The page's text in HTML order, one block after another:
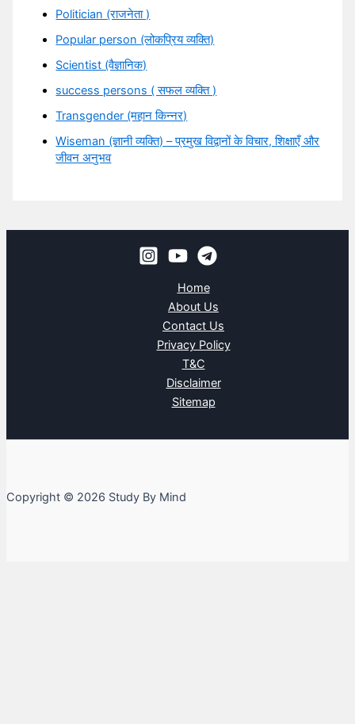
Politician (राजनेता )
Popular person (लोकप्रिय व्यक्ति)
Scientist (वैज्ञानिक)
success persons ( सफल व्यक्ति )
Transgender (महान किन्नर)
Wiseman (ज्ञानी व्यक्ति) – प्रमुख विद्वानों के विचार, शिक्षाएँ और
जीवन अनुभव
Home
About Us
Contact Us
Privacy Policy
T&C
Disclaimer
Sitemap
Copyright © 2026 Study By Mind